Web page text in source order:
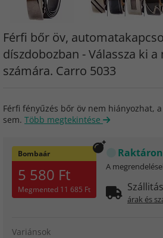
Férfi bőr öv,
díszdobozban - Válassza ki
számára. Carro 5033
Férfi fényűzés bőr öv nem hiányozhat,
sem. Több megtekintése
Bombaár
5 580 Ft
Megmented 11 685 Ft
Raktáron
A
Szállitás
árak és
Variánsok